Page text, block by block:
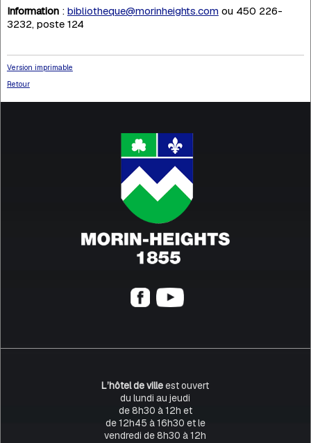
Information: bibliotheque@morinheights.com ou 450 226-
3232, poste 124
Version imprimable
Retour
L’hôtel de villeest ouvert
du lundi au jeudi
de 8h30 à 12h et
de 12h45 à 16h30 et le
vendredi de 8h30 à 12h